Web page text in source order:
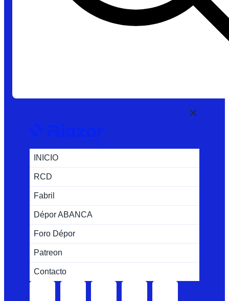
INICIO
RCD
Fabril
Dépor ABANCA
Foro Dépor
Patreon
Contacto